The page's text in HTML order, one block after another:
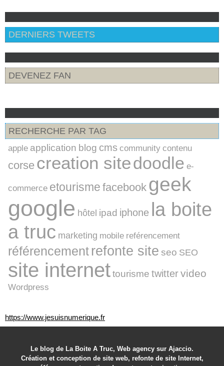
DERNIERS TWEETS
DEVENEZ FAN
RECHERCHE PAR TAG
apple application blog cms community contenu
corse creation sitedoodle e-
commerce etourisme facebook geek
google hôtel ipad iphone
la boite
a truc marketing mobile reférencement
référencement refonte site seo SEO
site internettourisme twittervideo
Wordpress
https://www.jesuisnumerique.fr
Le blog de La Boite A Truc, Web agency sur Ajaccio.
Création et conception de site web, refonte de site Internet,